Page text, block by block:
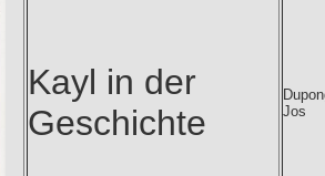
Kayl in der
Geschichte
Jos